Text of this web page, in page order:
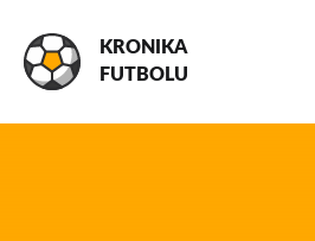
KRONIKA
FUTBOLU